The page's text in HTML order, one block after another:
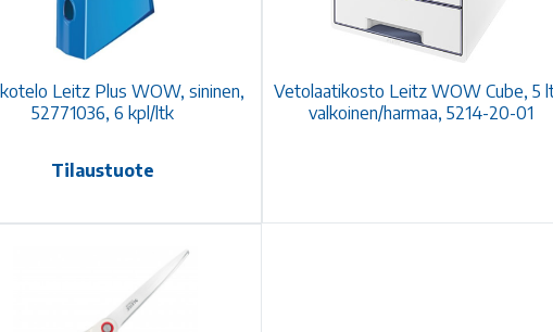
Leitz Plus WOW, sininen,
52771036, 6 kpl/ltk
Tilaustuote
Vetolaatikosto Leitz WOW Cube, 5
valkoinen/harmaa, 5214-20-01